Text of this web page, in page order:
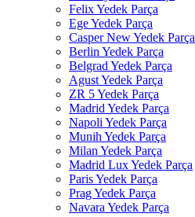
Felix Yedek Parça
Ege Yedek Parça
Casper New Yedek Parça
Berlin Yedek Parça
Belgrad Yedek Parça
Agust Yedek Parça
ZR 5 Yedek Parça
Madrid Yedek Parça
Napoli Yedek Parça
Munih Yedek Parça
Milan Yedek Parça
Madrid Lux Yedek Parça
Paris Yedek Parça
Prag Yedek Parça
Navara Yedek Parça